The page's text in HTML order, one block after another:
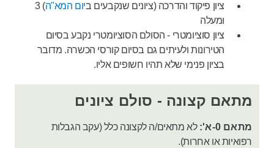
ציון פיקוד והדרכה (ציונים שנקבעים ביום המא"ה ) 3
ומעלה
ציון סוציומטרי - הסולם הסוציומטרי נקבע בסיום
הטירונות ולעיתים גם בסיום קורסי הכשרה. מדובר
בציון פנימי שלא תהיו חשופים אליו.
מתאם קצונה - סולם ציונים
מתאם 0-א':
לא מתאים/ה לקצונה כלל (עקב הגבלות
רפואיות או אחרות).